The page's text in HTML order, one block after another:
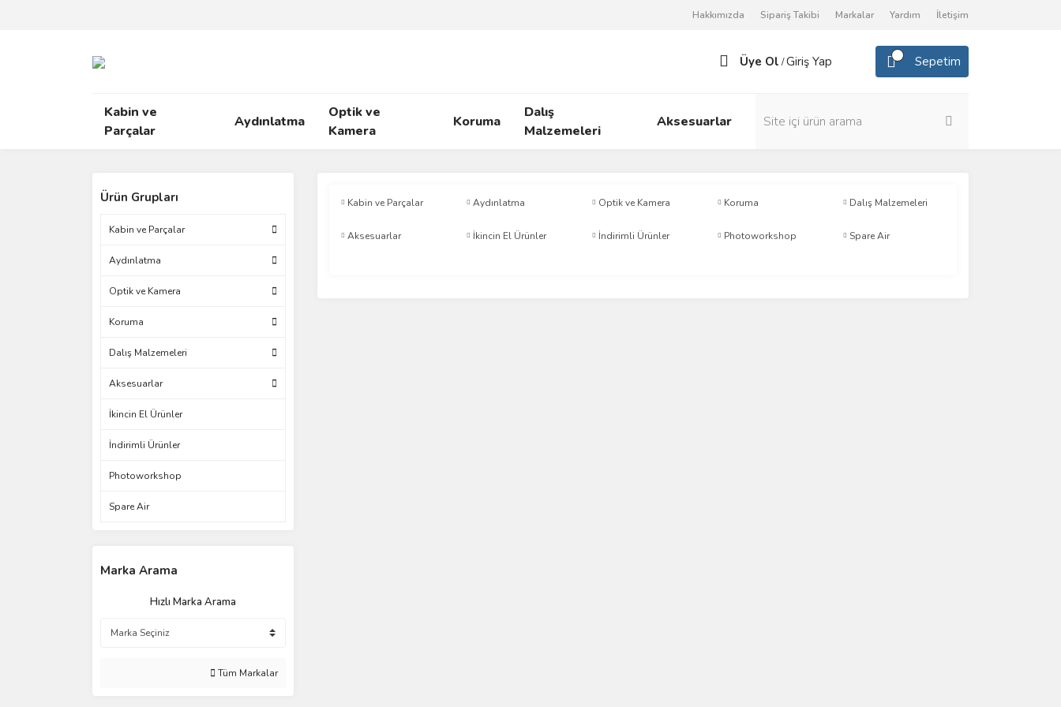
Hakkımızda Sipariş Takibi Markalar Yardım İletişim
Üye Ol /Giriş Yap Sepetim
Kabin ve
Parçalar
Aydınlatma
Optik ve
Kamera
Koruma
Dalış
Malzemeleri
Aksesuarlar
Ürün Grupları
Kabin ve Parçalar
Aydınlatma
Optik ve Kamera
Koruma
Dalış Malzemeleri
Aksesuarlar
İkincin El Ürünler
İndirimli Ürünler
Photoworkshop
Spare Air
Marka Arama
Hızlı Marka Arama
Tüm Markalar
Kabin ve Parçalar Aydınlatma Optik ve Kamera Koruma Dalış Malzemeleri
Aksesuarlar İkincin El Ürünler İndirimli Ürünler Photoworkshop Spare Air